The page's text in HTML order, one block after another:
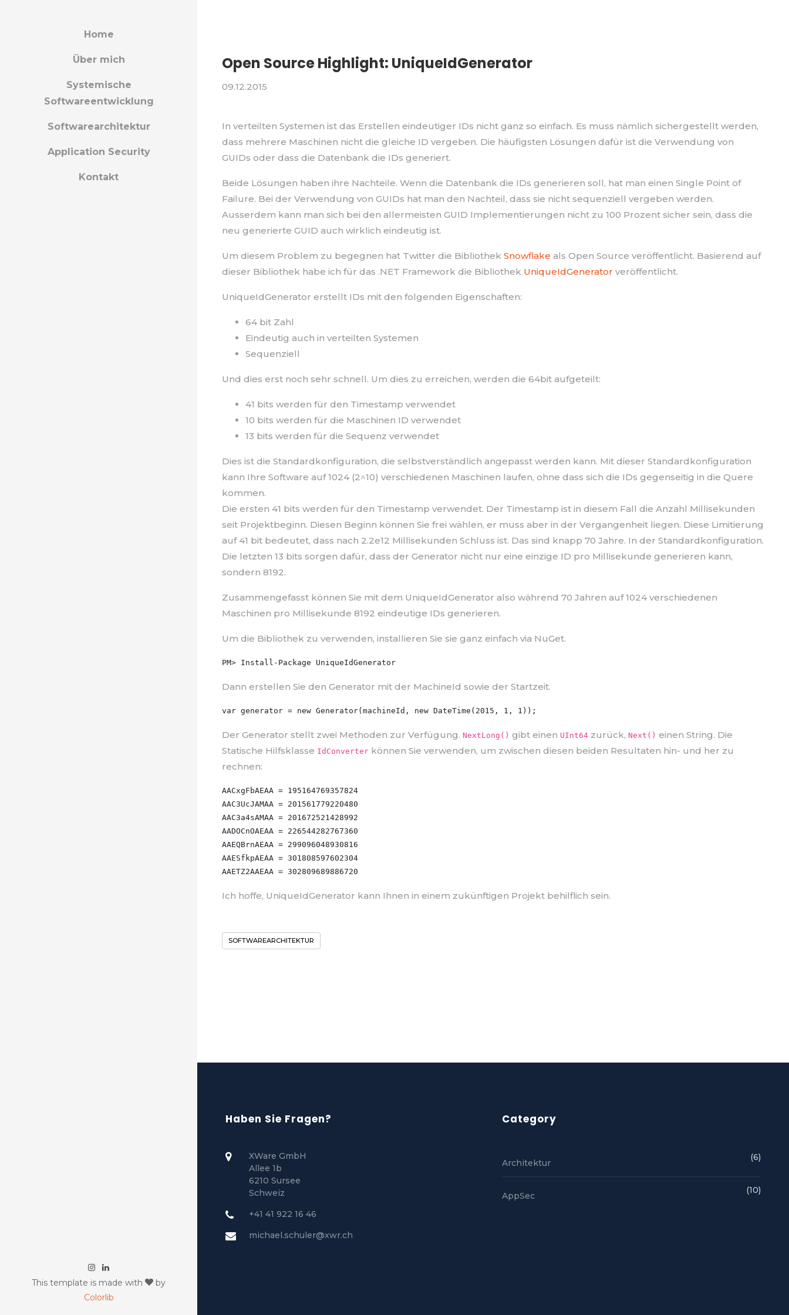
Home
Über mich
Systemische
Softwareentwicklung
Softwarearchitektur
Application Security
Kontakt
This template is made with
by
Colorlib
Open Source Highlight: UniqueIdGenerator
09.12.2015
In verteilten Systemen ist das Erstellen eindeutiger IDs nicht ganz so einfach. Es muss nämlich sichergestellt werden,
dass mehrere Maschinen nicht die gleiche ID vergeben. Die häufigsten Lösungen dafür ist die Verwendung von
GUIDs oder dass die Datenbank die IDs generiert.
Beide Lösungen haben ihre Nachteile. Wenn die Datenbank die IDs generieren soll, hat man einen Single Point of
Failure. Bei der Verwendung von GUIDs hat man den Nachteil, dass sie nicht sequenziell vergeben werden.
Ausserdem kann man sich bei den allermeisten GUID Implementierungen nicht zu 100 Prozent sicher sein, dass die
neu generierte GUID auch wirklich eindeutig ist.
Um diesem Problem zu begegnen hat Twitter die Bibliothek Snowflake als Open Source veröffentlicht. Basierend auf
dieser Bibliothek habe ich für das .NET Framework die Bibliothek UniqueIdGenerator veröffentlicht.
UniqueIdGenerator erstellt IDs mit den folgenden Eigenschaften:
64 bit Zahl
Eindeutig auch in verteilten Systemen
Sequenziell
Und dies erst noch sehr schnell. Um dies zu erreichen, werden die 64bit aufgeteilt:
41 bits werden für den Timestamp verwendet
10 bits werden für die Maschinen ID verwendet
13 bits werden für die Sequenz verwendet
Dies ist die Standardkonfiguration, die selbstverständlich angepasst werden kann. Mit dieser Standardkonfiguration
kann Ihre Software auf 1024 (2^10) verschiedenen Maschinen laufen, ohne dass sich die IDs gegenseitig in die Quere
kommen.
Die ersten 41 bits werden für den Timestamp verwendet. Der Timestamp ist in diesem Fall die Anzahl Millisekunden
seit Projektbeginn. Diesen Beginn können Sie frei wählen, er muss aber in der Vergangenheit liegen. Diese Limitierung
auf 41 bit bedeutet, dass nach 2.2e12 Millisekunden Schluss ist. Das sind knapp 70 Jahre. In der Standardkonfiguration.
Die letzten 13 bits sorgen dafür, dass der Generator nicht nur eine einzige ID pro Millisekunde generieren kann,
sondern 8192.
Zusammengefasst können Sie mit dem UniqueIdGenerator also während 70 Jahren auf 1024 verschiedenen
Maschinen pro Millisekunde 8192 eindeutige IDs generieren.
Um die Bibliothek zu verwenden, installieren Sie sie ganz einfach via NuGet.
Dann erstellen Sie den Generator mit der MachineId sowie der Startzeit.
Der Generator stellt zwei Methoden zur Verfügung. NextLong() gibt einen UInt64 zurück, Next() einen String. Die
Statische Hilfsklasse IdConverter können Sie verwenden, um zwischen diesen beiden Resultaten hin- und her zu
rechnen:
AACxgFbAEAA = 195164769357824
AAC3UcJAMAA = 201561779220480
AAC3a4sAMAA = 201672521428992
AADOCnOAEAA = 226544282767360
AAEQBrnAEAA = 299096048930816
AAESfkpAEAA = 301808597602304
Ich hoffe, UniqueIdGenerator kann Ihnen in einem zukünftigen Projekt behilflich sein.
SOFTWAREARCHITEKTUR
Haben Sie Fragen?
XWare GmbH
Allee 1b
6210 Sursee
Schweiz
+41 41 922 16 46
michael.schuler@xwr.ch
Category
Architektur
(6)
AppSec
(10)